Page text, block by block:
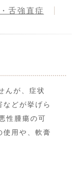
舌強直症
んが、症状
どが挙げら
性腫瘍の可
使用や、軟膏